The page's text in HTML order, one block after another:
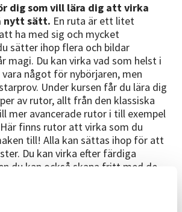
dig som vill lära dig att virka
nytt sätt. En ruta är ett litet
ha med sig och mycket
sätter ihop flera och bildar
magi. Du kan virka vad som helst i
något för nybörjaren, men
Under kursen får du lära dig
av rutor, allt från den klassiska
mer avancerade rutor i till exempel
finns rutor att virka som du
till! Alla kan sättas ihop för att
Du kan virka efter färdiga
du kan också skapa fritt med de